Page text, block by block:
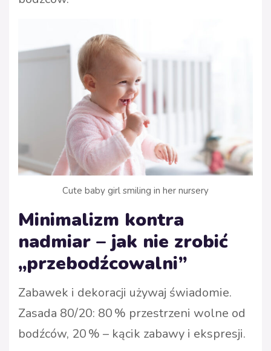
Cute baby girl smiling in her nursery
Minimalizm kontra
nadmiar – jak nie zrobić
„przebodźcowalni”
Zabawek i dekoracji używaj świadomie.
Zasada 80/20: 80 % przestrzeni wolne od
bodźców, 20 % – kącik zabawy i ekspresji.